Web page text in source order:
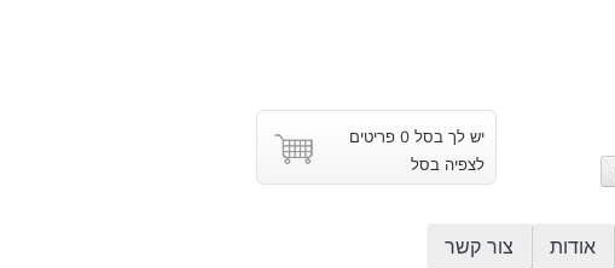
יש לך בסל 0 פריטים
לצפיה בסל
אודות צור קשר